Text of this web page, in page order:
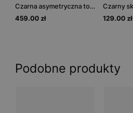
Czarna asymetryczna torebka bagietka skórzana
459.00 zł
129.00 zł
Podobne produkty